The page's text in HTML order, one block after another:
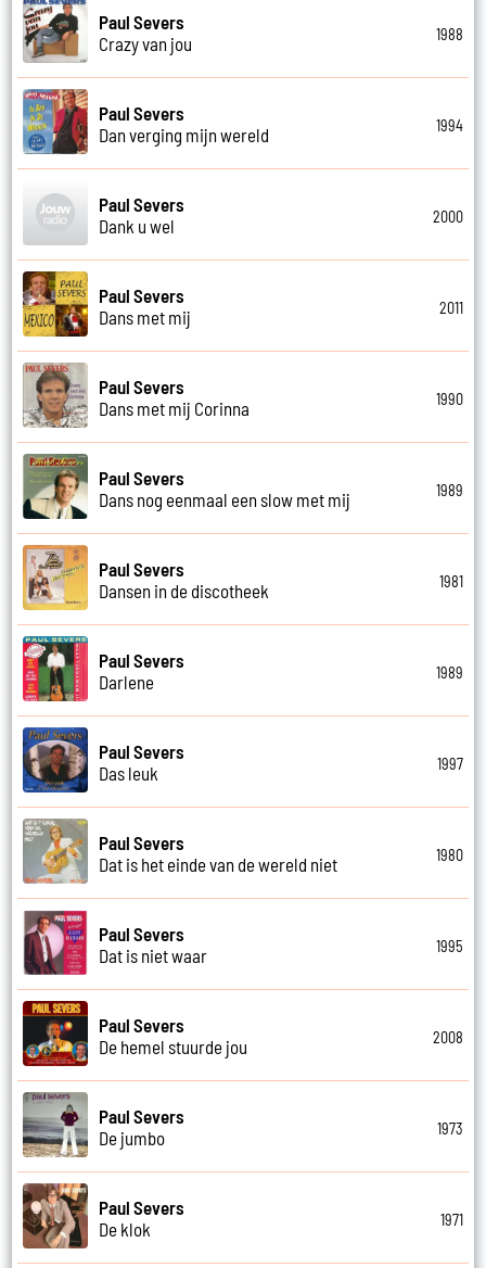
Paul Severs
Crazy van jou
1988
Paul Severs
Dan verging mijn wereld
1994
Paul Severs
Dank u wel
2000
Paul Severs
Dans met mij
2011
Paul Severs
Dans met mij Corinna
1990
Paul Severs
Dans nog eenmaal een slow met mij
1989
Paul Severs
Dansen in de discotheek
1981
Paul Severs
Darlene
1989
Paul Severs
Das leuk
1997
Paul Severs
Dat is het einde van de wereld niet
1980
Paul Severs
Dat is niet waar
1995
Paul Severs
De hemel stuurde jou
2008
Paul Severs
De jumbo
1973
Paul Severs
De klok
1971